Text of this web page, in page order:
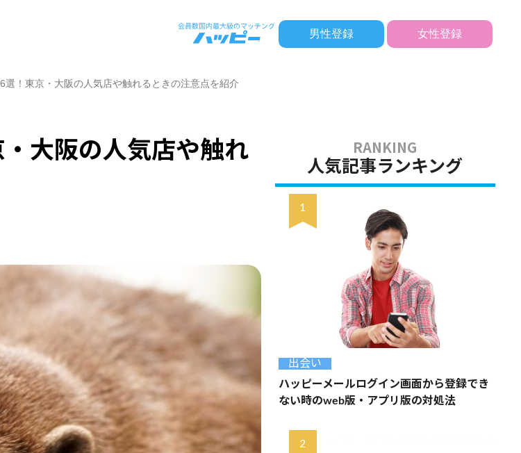
男性登録 女性登録
選！東京・大阪の人気店や触れるときの注意点を紹介
大阪の人気店や触れ
人気記事ランキング
出会い
ハッピーメールログイン画面から登録でき
ない時のweb版・アプリ版の対処法